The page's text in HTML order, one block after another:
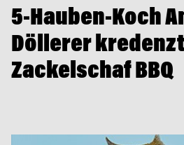
5-Hauben-Koch
Döllerer kredenzt
Zackelschaf BBQ